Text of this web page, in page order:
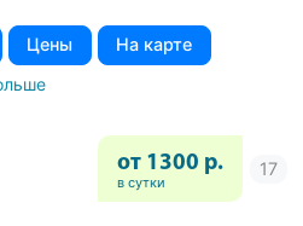
Цены На карте
от 1300 р.
в сутки